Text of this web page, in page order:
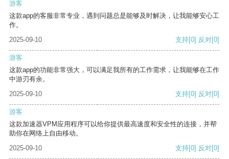
游客
这款app的客服非常专业，遇到问题总是能够及时解决，让我能够安心工
作。
2025-09-10
支持[0] 反对[0]
游客
这款app的功能非常强大，可以满足我所有的工作需求，让我能够在工作
中游刃有余。
2025-09-10
支持[0] 反对[0]
游客
这款加速器VPM应用程序可以给你提供最高速度和安全性的连接，并帮
助你在网络上自由移动。
2025-09-10
支持[0] 反对[0]